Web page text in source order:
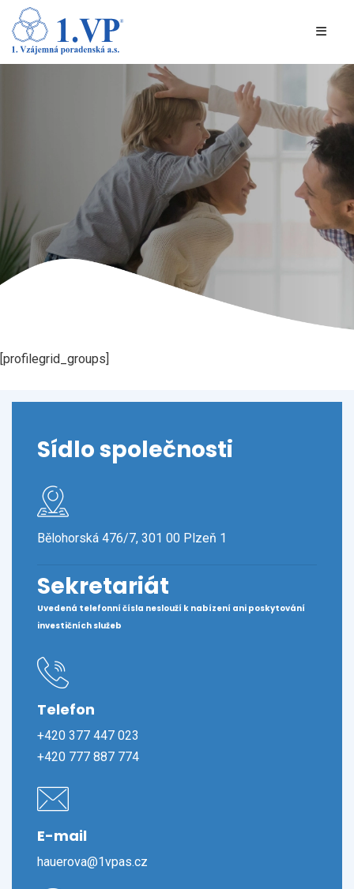
PRODUKTY A SLUŽBY
DOKUMENTY
KONTAKTY
[profilegrid_groups]
Sídlo společnosti
Bělohorská 476/7, 301 00 Plzeň 1
Sekretariát
Uvedená telefonní čísla neslouží k nabízení ani poskytování
investičních služeb
Telefon
+420 377 447 023
+420 777 887 774
E-mail
hauerova@1vpas.cz